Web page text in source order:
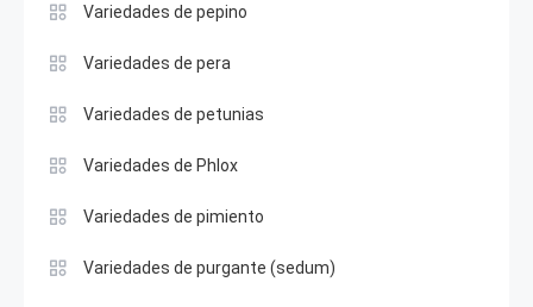
Variedades de pepino
Variedades de pera
Variedades de petunias
Variedades de Phlox
Variedades de pimiento
Variedades de purgante (sedum)